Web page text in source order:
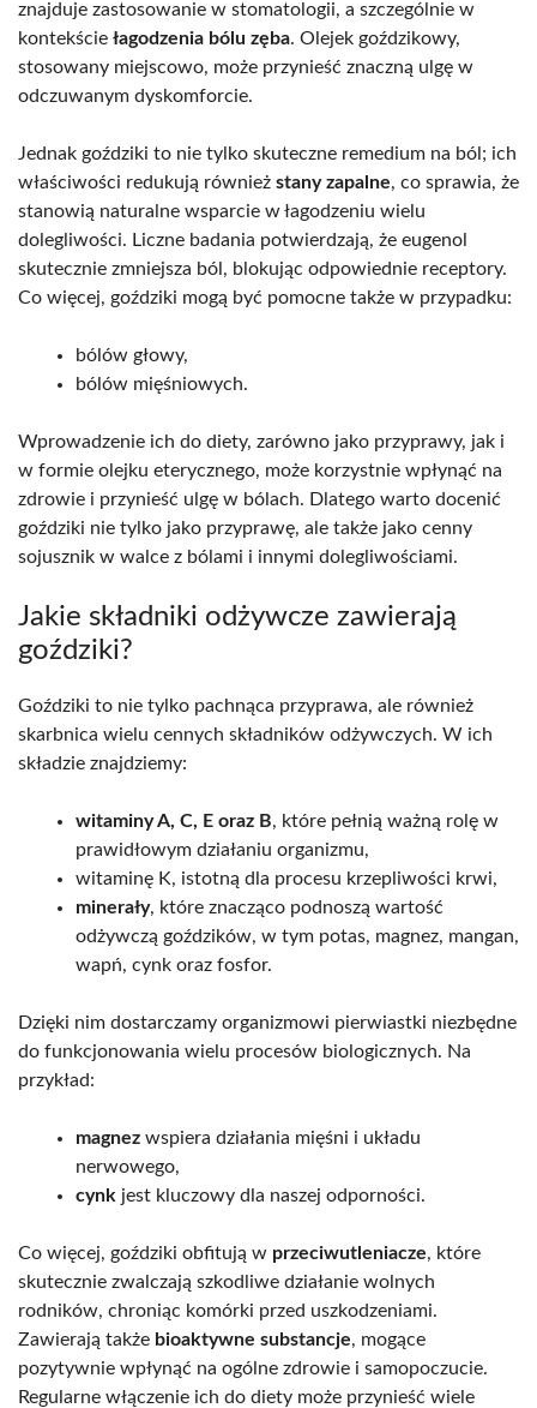
znajduje zastosowanie w stomatologii, a szczególnie w
kontekście łagodzenia bólu zęba. Olejek goździkowy,
stosowany miejscowo, może przynieść znaczną ulgę w
odczuwanym dyskomforcie.
Jednak goździki to nie tylko skuteczne remedium na ból; ich
właściwości redukują również stany zapalne, co sprawia, że
stanowią naturalne wsparcie w łagodzeniu wielu
dolegliwości. Liczne badania potwierdzają, że eugenol
skutecznie zmniejsza ból, blokując odpowiednie receptory.
Co więcej, goździki mogą być pomocne także w przypadku:
bólów głowy,
bólów mięśniowych.
Wprowadzenie ich do diety, zarówno jako przyprawy, jak i
w formie olejku eterycznego, może korzystnie wpłynąć na
zdrowie i przynieść ulgę w bólach. Dlatego warto docenić
goździki nie tylko jako przyprawę, ale także jako cenny
sojusznik w walce z bólami i innymi dolegliwościami.
Jakie składniki odżywcze zawierają
goździki?
Goździki to nie tylko pachnąca przyprawa, ale również
skarbnica wielu cennych składników odżywczych. W ich
składzie znajdziemy:
witaminy A, C, E oraz B, które pełnią ważną rolę w
prawidłowym działaniu organizmu,
witaminę K, istotną dla procesu krzepliwości krwi,
minerały, które znacząco podnoszą wartość
odżywczą goździków, w tym potas, magnez, mangan,
wapń, cynk oraz fosfor.
Dzięki nim dostarczamy organizmowi pierwiastki niezbędne
do funkcjonowania wielu procesów biologicznych. Na
przykład:
magnez wspiera działania mięśni i układu
nerwowego,
cynk jest kluczowy dla naszej odporności.
Co więcej, goździki obfitują w przeciwutleniacze, które
skutecznie zwalczają szkodliwe działanie wolnych
rodników, chroniąc komórki przed uszkodzeniami.
Zawierają także bioaktywne substancje, mogące
pozytywnie wpłynąć na ogólne zdrowie i samopoczucie.
Regularne włączenie ich do diety może przynieść wiele